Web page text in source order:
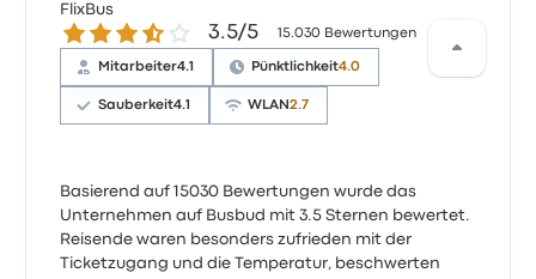
FlixBus
3.5 von 5 Sternen3.5/5 15.030 Bewertungen
Mitarbeiter4.1 Pünktlichkeit4.0
Sauberkeit4.1 WLAN2.7
Basierend auf 15030 Bewertungen wurde das
Unternehmen auf Busbud mit 3.5 Sternen bewertet.
Reisende waren besonders zufrieden mit der
Ticketzugang und die Temperatur, beschwerten